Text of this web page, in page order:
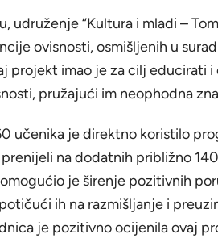
udruženje “Kultura i mladi –
ovisnosti, osmišljenih u
projekt imao je za cilj educirati
pružajući im neophodna
učenika je direktno koristilo
na dodatnih približno
je širenje pozitivnih
ih na razmišljanje i
je pozitivno ocijenila ovaj